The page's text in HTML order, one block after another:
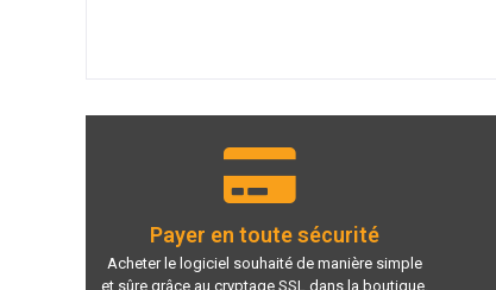
Payer en toute sécurité
Acheter le logiciel souhaité de manière simple
et sûre grâce au cryptage SSL dans la boutique.